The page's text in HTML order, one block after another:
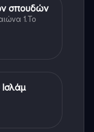
σπουδών
1.Το